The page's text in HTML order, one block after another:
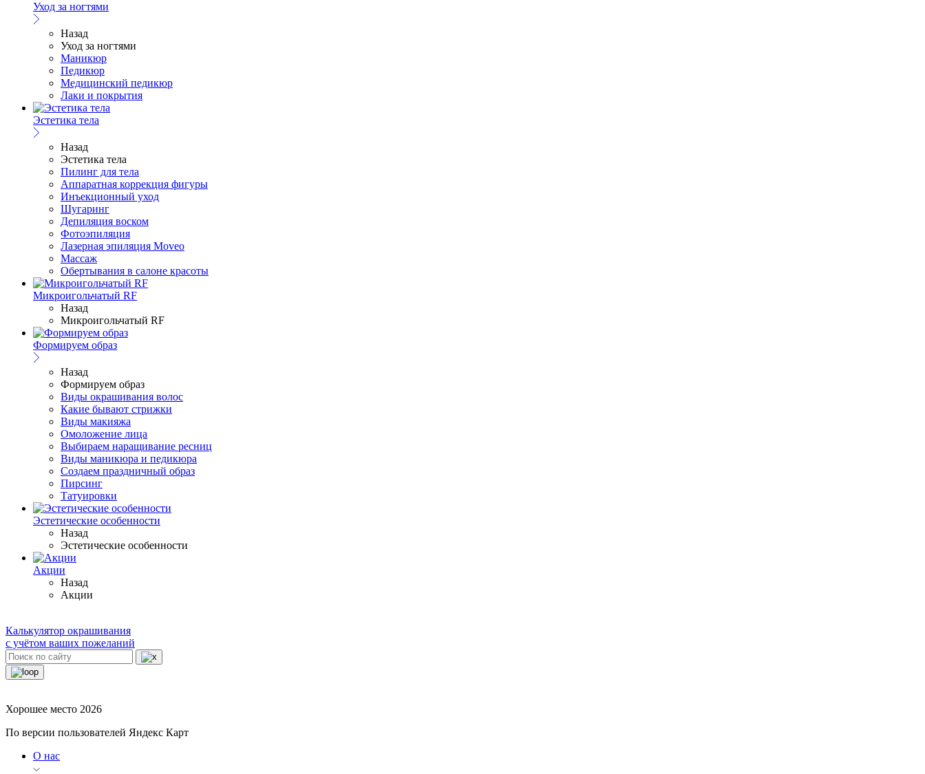
Уход за ногтями
Назад
Уход за ногтями
Маникюр
Педикюр
Медицинский педикюр
Лаки и покрытия
Эстетика тела
Назад
Эстетика тела
Пилинг для тела
Аппаратная коррекция фигуры
Инъекционный уход
Шугаринг
Депиляция воском
Фотоэпиляция
Лазерная эпиляция Moveo
Массаж
Обертывания в салоне красоты
Микроигольчатый RF
Назад
Микроигольчатый RF
Формируем образ
Назад
Формируем образ
Виды окрашивания волос
Какие бывают стрижки
Виды макияжа
Омоложение лица
Выбираем наращивание ресниц
Виды маникюра и педикюра
Создаем праздничный образ
Пирсинг
Татуировки
Эстетические особенности
Назад
Эстетические особенности
Акции
Назад
Акции
Калькулятор окрашивания
с учётом ваших пожеланий
Хорошее место 2026
По версии пользователей Яндекс Карт
О нас